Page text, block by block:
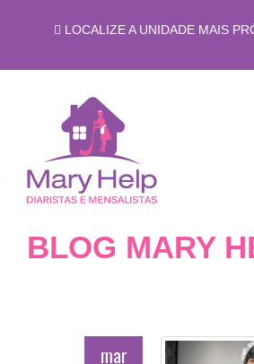
LOCALIZE A UNIDADE MAIS
BLOG MARY
mar